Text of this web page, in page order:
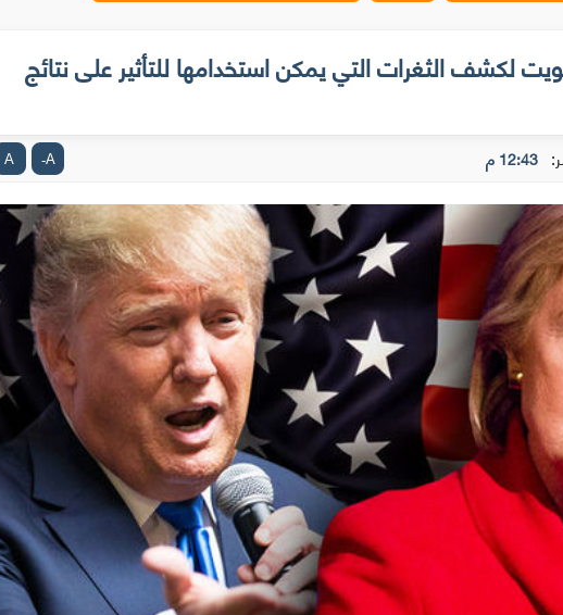
لكشف الثغرات التي يمكن استخدامها للتأثير على نتائج
12:43 م A
-
A